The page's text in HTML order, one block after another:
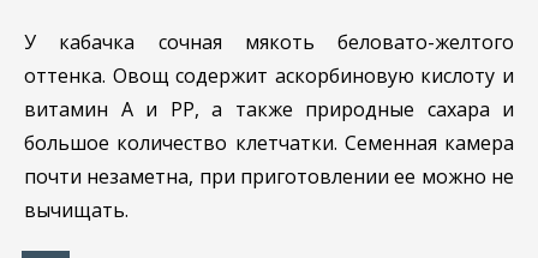
У кабачка сочная мякоть беловато-желтого
оттенка. Овощ содержит аскорбиновую кислоту и
витамин А и PP, а также природные сахара и
большое количество клетчатки. Семенная камера
почти незаметна, при приготовлении ее можно не
вычищать.